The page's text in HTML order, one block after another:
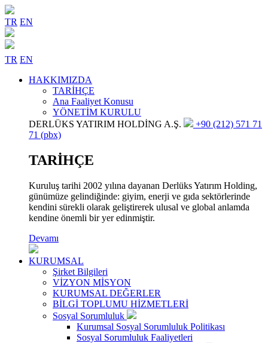
TR EN
TR EN
HAKKIMIZDA
TARİHÇE
Ana Faaliyet Konusu
YÖNETİM KURULU
DERLÜKS YATIRIM HOLDİNG A.Ş.
+90 (212) 571 71
71 (pbx)
TARİHÇE
Kuruluş tarihi 2002 yılına dayanan Derlüks Yatırım Holding,
günümüze gelindiğinde: giyim, enerji ve gıda sektörlerinde
kendini sürekli olarak geliştirerek ulusal ve global anlamda
kendine önemli bir yer edinmiştir.
Devamı
KURUMSAL
Şirket Bilgileri
VİZYON MİSYON
KURUMSAL DEĞERLER
BİLGİ TOPLUMU HİZMETLERİ
Sosyal Sorumluluk
Kurumsal Sosyal Sorumluluk Politikası
Sosyal Sorumluluk Faaliyetleri